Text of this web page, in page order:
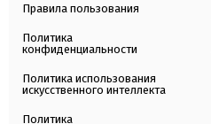
Правила пользования
Политика
конфиденциальности
Политика использования
искусственного интеллекта
Политика